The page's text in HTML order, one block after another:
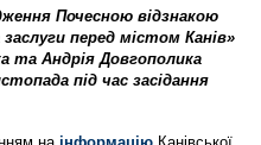
Почесною відзнакою
перед містом Канів»
та Андрія Довгополика
під час засідання